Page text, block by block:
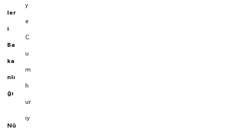
ler
i
Ba
ka
nlı
ğı
Nü
y
e
C
u
m
h
ur
iy